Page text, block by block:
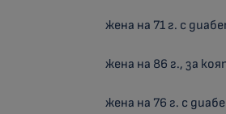
жена на 71 г. с
жена на 86 г., за
жена на 76 г. с